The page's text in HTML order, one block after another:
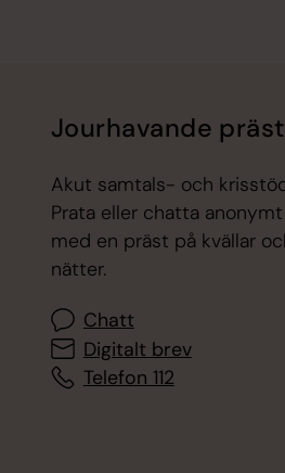
Jourhavande präst
Akut samtals- och
Prata eller chatta anonymt
med en präst på kvällar
nätter.
Chatt
Digitalt brev
Telefon 112